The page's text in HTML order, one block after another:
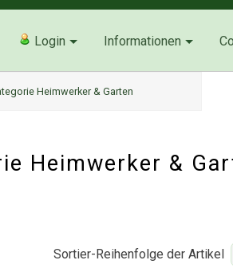
Login Informationen
Heimwerker & Garten
Heimwerker &
Sortier-Reihenfolge der Artikel